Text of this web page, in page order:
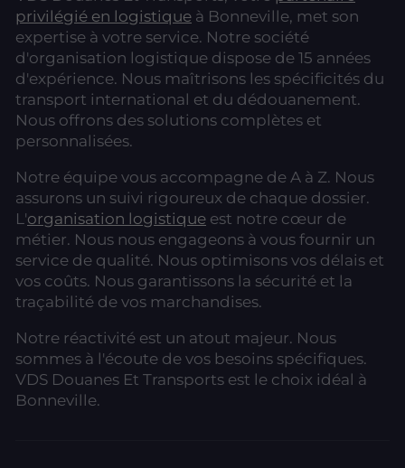
privilégié en logistique à Bonneville, met son
expertise à votre service. Notre société
d'organisation logistique dispose de 15 années
d'expérience. Nous maîtrisons les spécificités du
transport international et du dédouanement.
Nous offrons des solutions complètes et
personnalisées.
Notre équipe vous accompagne de A à Z. Nous
assurons un suivi rigoureux de chaque dossier.
L'organisation logistique est notre cœur de
métier. Nous nous engageons à vous fournir un
service de qualité. Nous optimisons vos délais et
vos coûts. Nous garantissons la sécurité et la
traçabilité de vos marchandises.
Notre réactivité est un atout majeur. Nous
sommes à l'écoute de vos besoins spécifiques.
VDS Douanes Et Transports est le choix idéal à
Bonneville.